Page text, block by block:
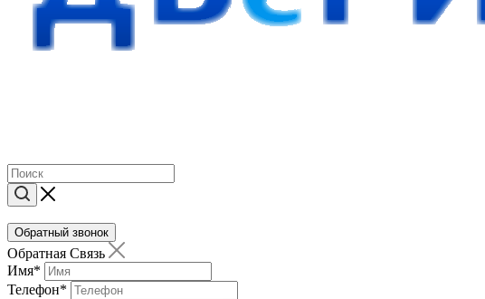
Обратный звонок
Обратная Связь
Имя*
Телефон*